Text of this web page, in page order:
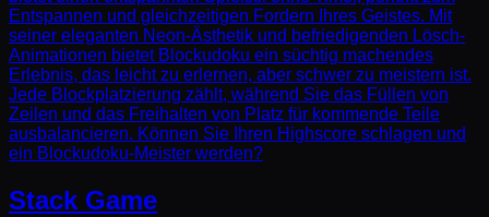
Entspannen und gleichzeitigen Fordern Ihres Geistes. Mit
seiner eleganten Neon-Ästhetik und befriedigenden Lösch-
Animationen bietet Blockudoku ein süchtig machendes
Erlebnis, das leicht zu erlernen, aber schwer zu meistern ist.
Jede Blockplatzierung zählt, während Sie das Füllen von
Zeilen und das Freihalten von Platz für kommende Teile
ausbalancieren. Können Sie Ihren Highscore schlagen und
ein Blockudoku-Meister werden?
Stack Game